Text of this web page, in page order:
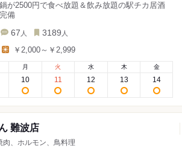
が2500円で食べ放題＆飲み放題の駅チカ居酒
備
67 人 3189 人
￥2,000～￥2,999
月
10
火
11
水
12
木
13
金
14
難波店
肉、ホルモン、鳥料理